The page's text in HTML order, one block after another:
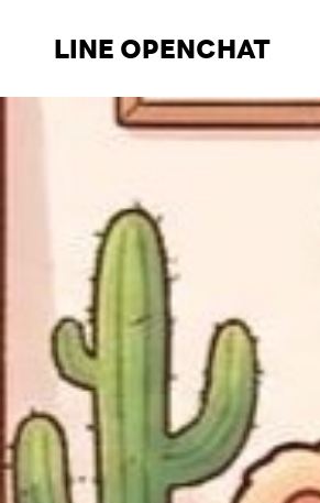
LINE OPENCHAT